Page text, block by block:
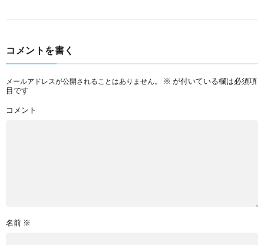
コメントを書く
メールアドレスが公開されることはありません。 ※ が付いている欄は必須項
目です
コメント
名前 ※